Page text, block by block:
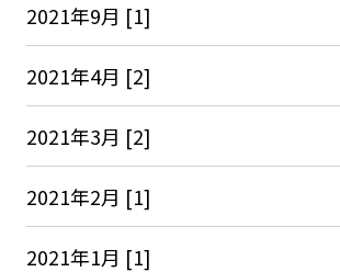
2021年9月 [1]
2021年4月 [2]
2021年3月 [2]
2021年2月 [1]
2021年1月 [1]